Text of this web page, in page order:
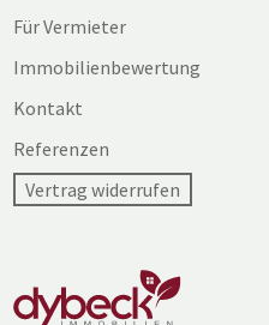
Für Vermieter
Immobilienbewertung
Kontakt
Referenzen
Vertrag widerrufen